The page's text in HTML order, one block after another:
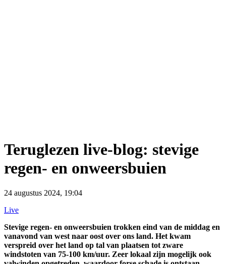
Teruglezen live-blog: stevige
regen- en onweersbuien
24 augustus 2024, 19:04
Live
Stevige regen- en onweersbuien trokken eind van de middag en
vanavond van west naar oost over ons land. Het kwam
verspreid over het land op tal van plaatsen tot zware
windstoten van 75-100 km/uur. Zeer lokaal zijn mogelijk ook